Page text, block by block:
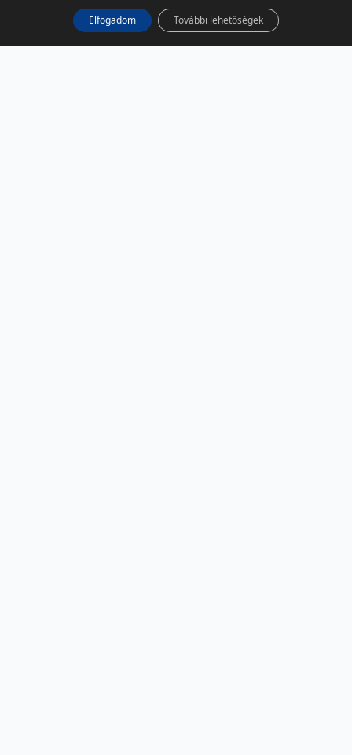
Elfogadom További lehetőségek